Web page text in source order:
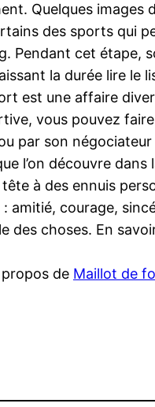
Quelques
des sports qui
Pendant cet étape,
la durée lire
est une affaire
vous pouvez
par son
l’on découvre
tête à des ennuis
: amitié, courage,
des choses. En
de Maillot de